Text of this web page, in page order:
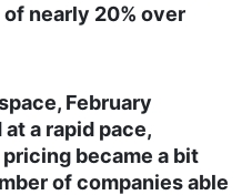
nearly 20% over
February
a rapid pace,
became a bit
of companies able